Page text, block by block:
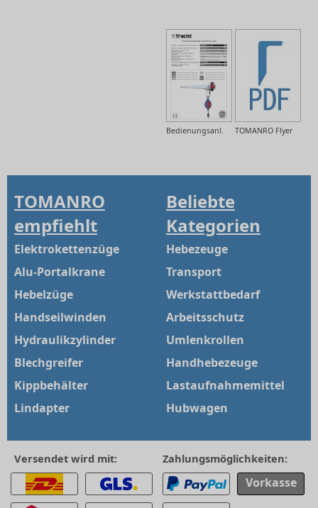
TOMANRO Flyer
Bedienungsanl.
TOMANRO
empfiehlt
Elektrokettenzüge
Alu-Portalkrane
Hebelzüge
Handseilwinden
Hydraulikzylinder
Blechgreifer
Kippbehälter
Lindapter
Beliebte
Kategorien
Hebezeuge
Transport
Werkstattbedarf
Arbeitsschutz
Umlenkrollen
Handhebezeuge
Lastaufnahmemittel
Hubwagen
Versendet wird mit: Zahlungsmöglichkeiten:
Vorkasse